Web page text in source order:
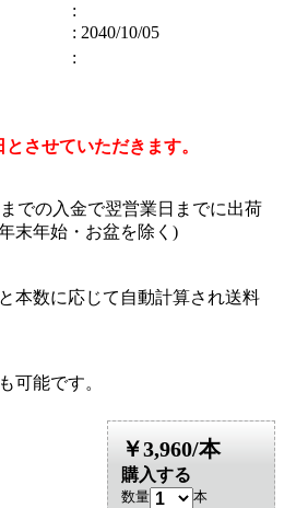
:
: 2040/10/05
:
させていただきます。
での入金で翌営業日までに出荷
末年始・お盆を除く)
本数に応じて自動計算され送料
可能です。
￥3,960/本
購入する
数量 本